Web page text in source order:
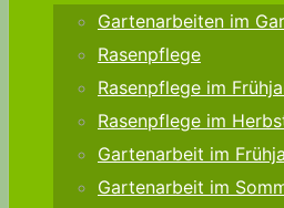
Gartenarbeiten im
Rasenpflege
Rasenpflege im
Rasenpflege im
Gartenarbeit im
Gartenarbeit im